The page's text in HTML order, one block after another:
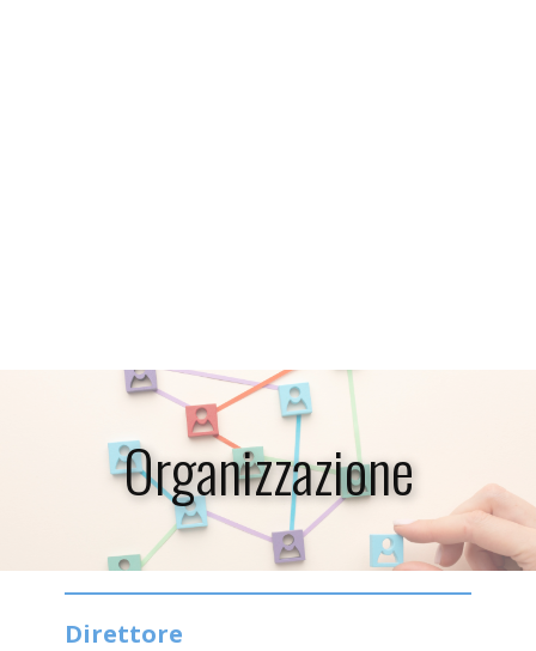
Organizzazione
Direttore